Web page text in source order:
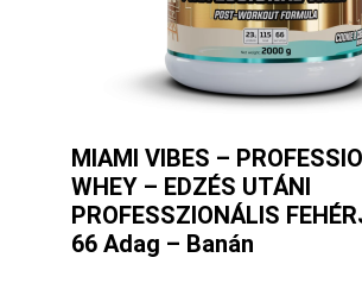
MIAMI VIBES –
WHEY – EDZÉS UTÁNI
PROFESSZIONÁLIS
66 Adag – Banán